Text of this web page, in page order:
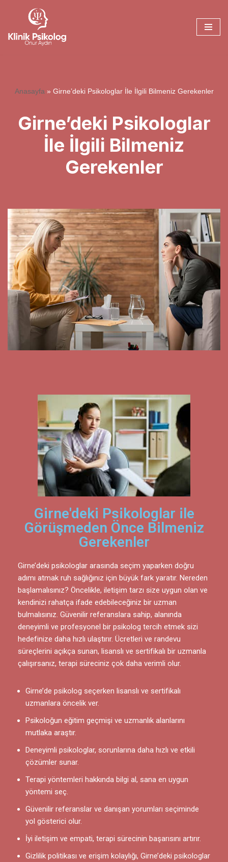
geç
Anasayfa » Girne’deki Psikologlar İle İlgili Bilmeniz Gerekenler
Girne’deki Psikologlar
İle İlgili Bilmeniz
Gerekenler
Girne'deki Psikologlar ile
Görüşmeden Önce Bilmeniz
Gerekenler
Girne’deki psikologlar arasında seçim yaparken doğru
adımı atmak ruh sağlığınız için büyük fark yaratır. Nereden
başlamalısınız? Öncelikle, iletişim tarzı size uygun olan ve
kendinizi rahatça ifade edebileceğiniz bir uzman
bulmalısınız. Güvenilir referanslara sahip, alanında
deneyimli ve profesyonel bir psikolog tercih etmek sizi
hedefinize daha hızlı ulaştırır. Ücretleri ve randevu
süreçlerini açıkça sunan, lisanslı ve sertifikalı bir uzmanla
çalışırsanız, terapi süreciniz çok daha verimli olur.
Girne’de psikolog seçerken lisanslı ve sertifikalı
uzmanlara öncelik ver.
Psikoloğun eğitim geçmişi ve uzmanlık alanlarını
mutlaka araştır.
Deneyimli psikologlar, sorunlarına daha hızlı ve etkili
çözümler sunar.
Terapi yöntemleri hakkında bilgi al, sana en uygun
yöntemi seç.
Güvenilir referanslar ve danışan yorumları seçiminde
yol gösterici olur.
İyi iletişim ve empati, terapi sürecinin başarısını artırır.
Gizlilik politikası ve erişim kolaylığı, Girne’deki psikologlar